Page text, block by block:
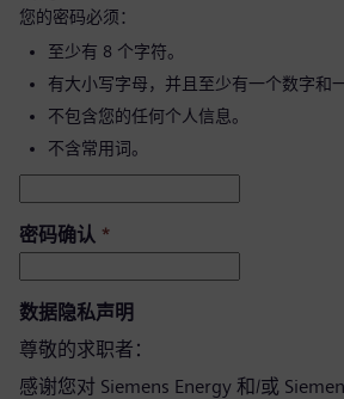
您的密码必须：
至少有 8 个字符。
有大小写字母，并且至少有一个数字和
不包含您的任何个人信息。
不含常用词。
密码确认 *
数据隐私声明
尊敬的求职者：
感谢您对 Siemens Energy 和/或